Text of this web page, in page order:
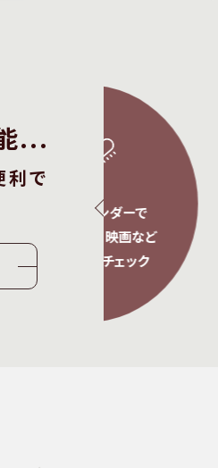
...
利で
ダーで
ェック
アイ
自由